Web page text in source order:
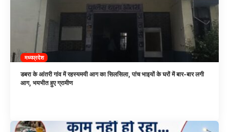
मध्यप्रदेश
डबरा के आंतरी गांव में रहस्यमयी आग का सिलसिला, पांच भाइयों के घरों में बार-बार लगी
आग, भयभीत हुए ग्रामीण